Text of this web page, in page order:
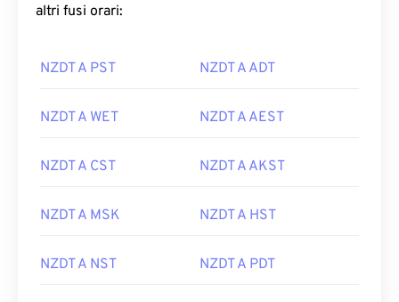
altri fusi orari:
NZDT A PST NZDT A ADT
NZDT A WET NZDT A AEST
NZDT A CST NZDT A AKST
NZDT A MSK NZDT A HST
NZDT A NST NZDT A PDT